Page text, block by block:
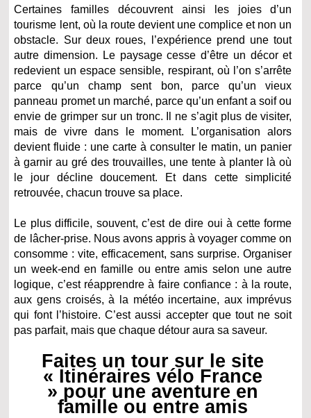
Certaines familles découvrent ainsi les joies d’un
tourisme lent, où la route devient une complice et non un
obstacle. Sur deux roues, l’expérience prend une tout
autre dimension. Le paysage cesse d’être un décor et
redevient un espace sensible, respirant, où l’on s’arrête
parce qu’un champ sent bon, parce qu’un vieux
panneau promet un marché, parce qu’un enfant a soif ou
envie de grimper sur un tronc. Il ne s’agit plus de visiter,
mais de vivre dans le moment. L’organisation alors
devient fluide : une carte à consulter le matin, un panier
à garnir au gré des trouvailles, une tente à planter là où
le jour décline doucement. Et dans cette simplicité
retrouvée, chacun trouve sa place.
Le plus difficile, souvent, c’est de dire oui à cette forme
de lâcher-prise. Nous avons appris à voyager comme on
consomme : vite, efficacement, sans surprise. Organiser
un week-end en famille ou entre amis selon une autre
logique, c’est réapprendre à faire confiance : à la route,
aux gens croisés, à la météo incertaine, aux imprévus
qui font l’histoire. C’est aussi accepter que tout ne soit
pas parfait, mais que chaque détour aura sa saveur.
Faites un tour sur le site
« Itinéraires vélo France
» pour une aventure en
famille ou entre amis